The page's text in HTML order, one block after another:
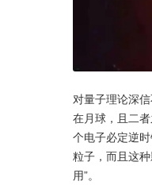
对量子理论深
在月球，且二
个电子必定逆
粒子，而且这
用”。